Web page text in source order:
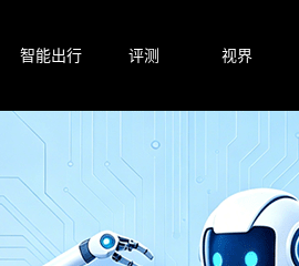
智能出行 评测 视界